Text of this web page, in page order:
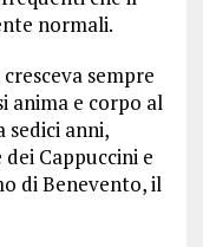
normali.
sempre
anima e corpo al
sedici anni,
Cappuccini e
di Benevento, il